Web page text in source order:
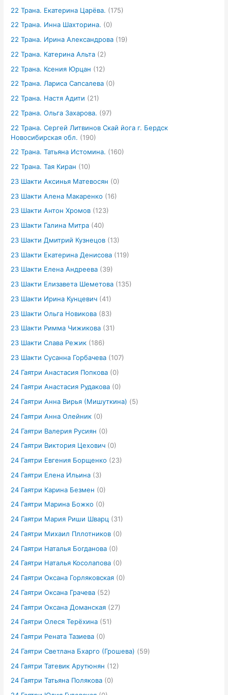
22 Трана. Екатерина Царёва. (175)
22 Трана. Инна Шахторина. (0)
22 Трана. Ирина Александрова (19)
22 Трана. Катерина Альта (2)
22 Трана. Ксения Юрцан (12)
22 Трана. Лариса Сапсалева (0)
22 Трана. Настя Адити (21)
22 Трана. Ольга Захарова. (97)
22 Трана. Сергей Литвинов Скай йога г. Бердск
Новосибирская обл. (190)
22 Трана. Татьяна Истомина. (160)
22 Трана. Тая Киран (10)
23 Шакти Аксинья Матевосян (0)
23 Шакти Алена Макаренко (16)
23 Шакти Антон Хромов (123)
23 Шакти Галина Митра (40)
23 Шакти Дмитрий Кузнецов (13)
23 Шакти Екатерина Денисова (119)
23 Шакти Елена Андреева (39)
23 Шакти Елизавета Шеметова (135)
23 Шакти Ирина Кунцевич (41)
23 Шакти Ольга Новикова (83)
23 Шакти Римма Чижикова (31)
23 Шакти Слава Режик (186)
23 Шакти Сусанна Горбачева (107)
24 Гаятри Анастасия Попкова (0)
24 Гаятри Анастасия Рудакова (0)
24 Гаятри Анна Вирья (Мишуткина) (5)
24 Гаятри Анна Олейник (0)
24 Гаятри Валерия Русиян (0)
24 Гаятри Виктория Цехович (0)
24 Гаятри Евгения Борщенко (23)
24 Гаятри Елена Ильина (3)
24 Гаятри Карина Безмен (0)
24 Гаятри Марина Божко (0)
24 Гаятри Мария Риши Шварц (31)
24 Гаятри Михаил Пллотников (0)
24 Гаятри Наталья Богданова (0)
24 Гаятри Наталья Косолапова (0)
24 Гаятри Оксана Горляковская (0)
24 Гаятри Оксана Грачева (52)
24 Гаятри Оксана Доманская (27)
24 Гаятри Олеся Терёхина (51)
24 Гаятри Рената Тазиева (0)
24 Гаятри Светлана Бхарго (Грошева) (59)
24 Гаятри Татевик Арутюнян (12)
24 Гаятри Татьяна Полякова (0)